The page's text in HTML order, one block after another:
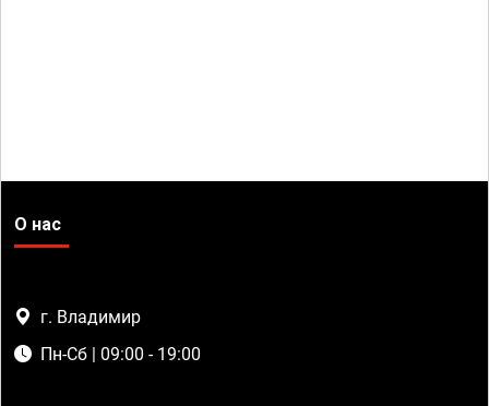
О нас
г. Владимир
Пн-Сб | 09:00 - 19:00